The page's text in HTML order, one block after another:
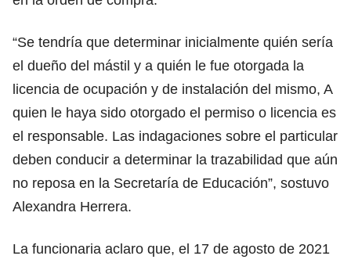
“Se tendría que determinar inicialmente quién sería
el dueño del mástil y a quién le fue otorgada la
licencia de ocupación y de instalación del mismo, A
quien le haya sido otorgado el permiso o licencia es
el responsable. Las indagaciones sobre el particular
deben conducir a determinar la trazabilidad que aún
no reposa en la Secretaría de Educación”, sostuvo
Alexandra Herrera.
La funcionaria aclaro que, el 17 de agosto de 2021